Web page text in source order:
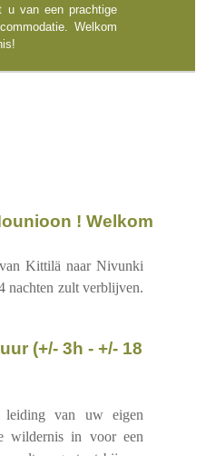
u van een prachtige
Welkom
Kittilä naar Nivunki
nachten zult verblijven.
leiding van uw eigen
wildernis in voor een